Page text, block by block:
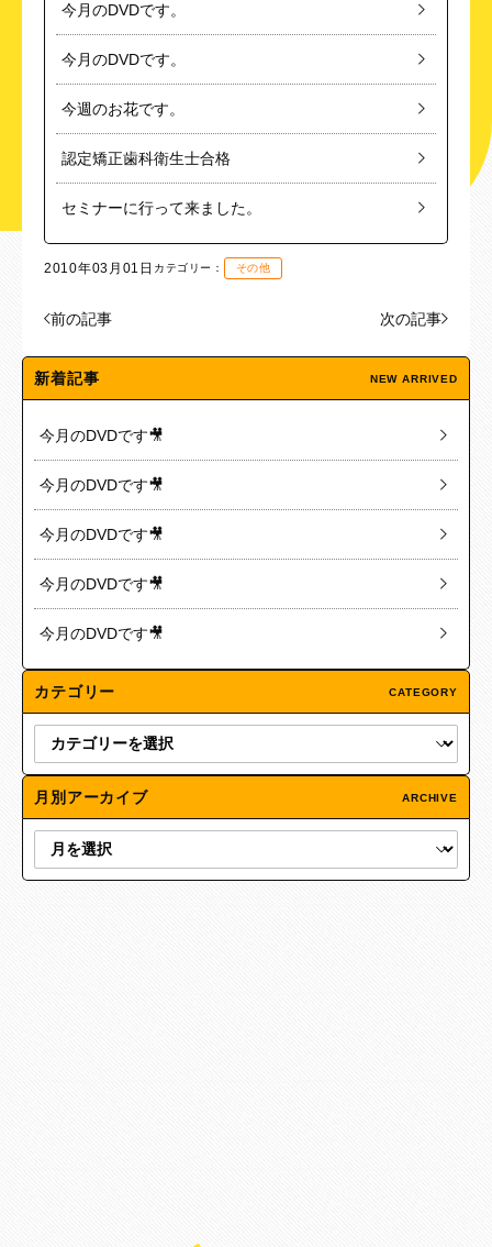
今月のDVDです。
今月のDVDです。
今週のお花です。
認定矯正歯科衛生士合格
セミナーに行って来ました。
2010年03月01日 カテゴリー： その他
前の記事 次の記事
新着記事 NEW ARRIVED
今月のDVDです🎥
今月のDVDです🎥
今月のDVDです🎥
今月のDVDです🎥
今月のDVDです🎥
カテゴリー CATEGORY
月別アーカイブ ARCHIVE